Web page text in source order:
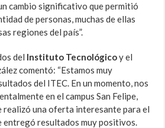
cambio significativo que permitió
de personas, muchas de ellas
regiones del país”.
del Instituto Tecnológicoy el
comentó: “Estamos muy
del ITEC. En un momento, nos
en el campus San Felipe,
realizó una oferta interesante para el
entregó resultados muy positivos.